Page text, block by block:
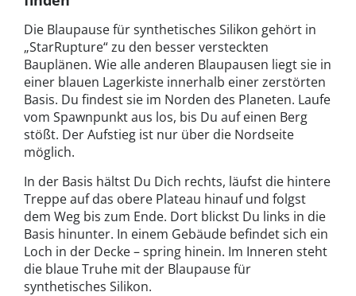
Die Blaupause für synthetisches Silikon gehört in
„StarRupture“ zu den besser versteckten
Bauplänen. Wie alle anderen Blaupausen liegt sie in
einer blauen Lagerkiste innerhalb einer zerstörten
Basis. Du findest sie im Norden des Planeten. Laufe
vom Spawnpunkt aus los, bis Du auf einen Berg
stößt. Der Aufstieg ist nur über die Nordseite
möglich.
In der Basis hältst Du Dich rechts, läufst die hintere
Treppe auf das obere Plateau hinauf und folgst
dem Weg bis zum Ende. Dort blickst Du links in die
Basis hinunter. In einem Gebäude befindet sich ein
Loch in der Decke – spring hinein. Im Inneren steht
die blaue Truhe mit der Blaupause für
synthetisches Silikon.